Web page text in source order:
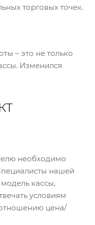
торговых точек.
– это не только
Изменился
необходимо
нашей
кассы,
условиям
цена/